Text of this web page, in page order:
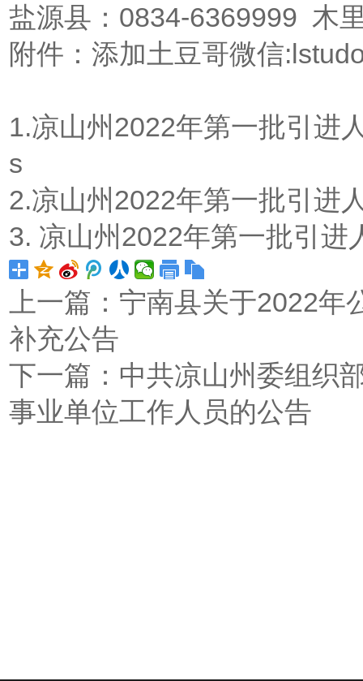
盐源县：0834-6369999 木
附件：添加土豆哥微信
1.凉山州2022年第一批引进
s
2.凉山州2022年第一批引进
3. 凉山州2022年第一批引进
上一篇： 宁南县关于2022年
补充公告
下一篇： 中共凉山州委组织
事业单位工作人员的公告